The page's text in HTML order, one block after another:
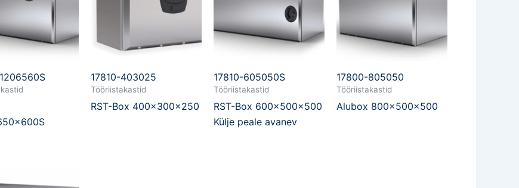
17810-403025
Tööriistakastid
RST-Box 400x300x250
17810-605050S
Tööriistakastid
RST-Box 600x500x500
Külje peale avanev
17800-805050
Tööriistakastid
Alubox 800x500x500